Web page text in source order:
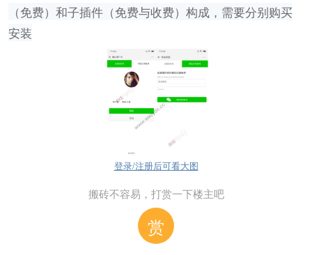
（免费）和子插件（免费与收费）构成，需要分别购买
安装
登录/注册后可看大图
搬砖不容易，打赏一下楼主吧
赏